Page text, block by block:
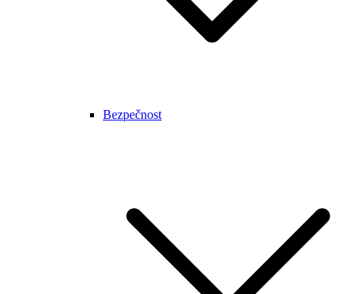
Bezpečnost